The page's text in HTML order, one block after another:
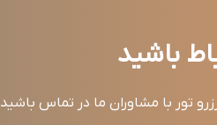
باشید
تور با مشاوران ما در تماس باشید